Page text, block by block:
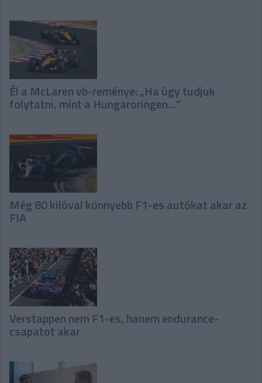
Él a McLaren vb-reménye: „Ha úgy tudjuk
folytatni, mint a Hungaroringen…”
Még 80 kilóval könnyebb F1-es autókat akar az
FIA
Verstappen nem F1-es, hanem endurance-
csapatot akar